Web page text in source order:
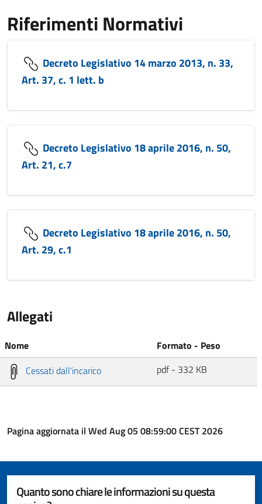
Riferimenti Normativi
Decreto Legislativo 14 marzo 2013, n. 33,
Art. 37, c. 1 lett. b
Decreto Legislativo 18 aprile 2016, n. 50,
Art. 21, c.7
Decreto Legislativo 18 aprile 2016, n. 50,
Art. 29, c.1
Allegati
Nome
Formato - Peso
Cessati dall'incarico
pdf - 332 KB
Pagina aggiornata il Wed Aug 05 08:59:00 CEST 2026
Quanto sono chiare le informazioni su questa